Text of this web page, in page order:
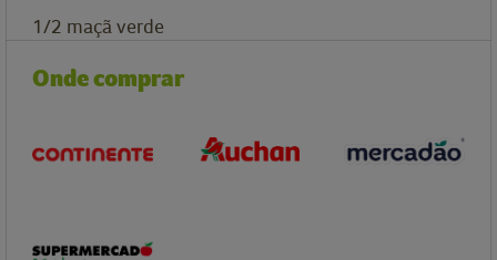
1/2 maçã verde
Onde comprar